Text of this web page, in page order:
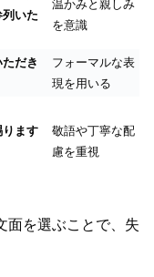
いた
温かみと親しみ
を意識
だき
フォーマルな表
現を用いる
ります
敬語や丁寧な配
慮を重視
面を選ぶことで、失